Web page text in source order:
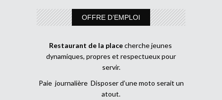
OFFRE D’EMPLOI
Restaurant de la placecherche jeunes
dynamiques, propres et respectueux pour
servir.
Paie journalière Disposer d’une moto serait un
atout.